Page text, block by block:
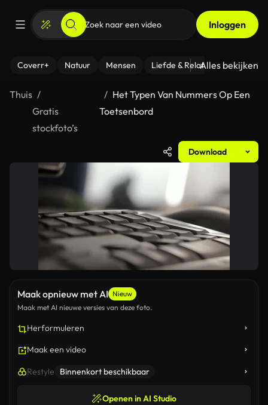
Inloggen
Coverr+ Natuur Mensen Liefde & Relaties - Fitness
Alles bekijken
Thuis
Gratis
stockfoto’s
Het Typen Van Nummers Op Een
Toetsenbord
Download
Maak opnieuw met AI Nieuw
Maak met AI nieuwe versies van deze foto.
Herformuleren
Maak een video
Restyle Binnenkort beschikbaar
Openen in AI Studio